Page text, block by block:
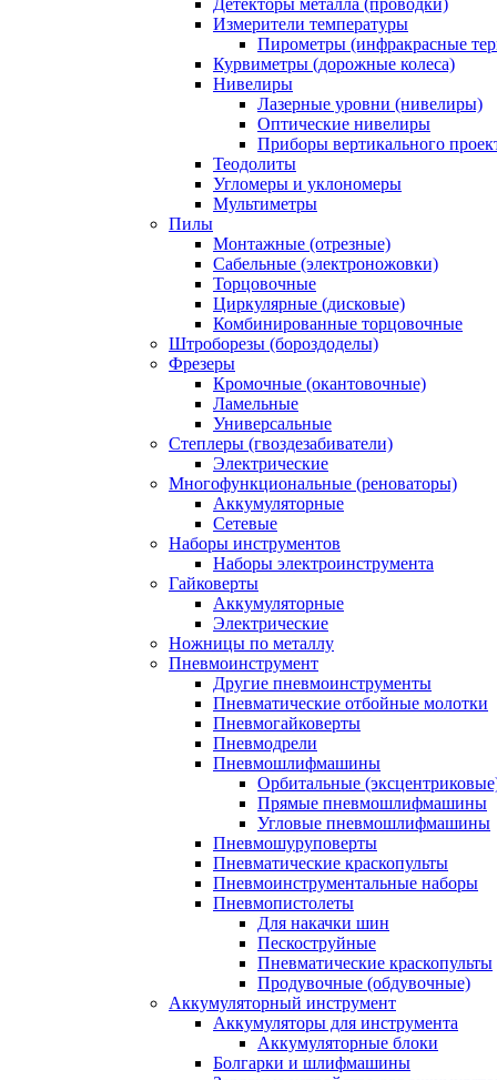
Детекторы металла (проводки)
Измерители температуры
Пирометры (инфракрасные
Курвиметры (дорожные колеса)
Нивелиры
Лазерные уровни (нивелиры)
Оптические нивелиры
Приборы вертикального
Теодолиты
Угломеры и уклономеры
Мультиметры
Пилы
Монтажные (отрезные)
Сабельные (электроножовки)
Торцовочные
Циркулярные (дисковые)
Комбинированные торцовочные
Штроборезы (бороздоделы)
Фрезеры
Кромочные (окантовочные)
Ламельные
Универсальные
Степлеры (гвоздезабиватели)
Электрические
Многофункциональные (реноваторы)
Аккумуляторные
Сетевые
Наборы инструментов
Наборы электроинструмента
Гайковерты
Аккумуляторные
Электрические
Ножницы по металлу
Пневмоинструмент
Другие пневмоинструменты
Пневматические отбойные молотки
Пневмогайковерты
Пневмодрели
Пневмошлифмашины
Орбитальные
Прямые пневмошлифмашины
Угловые пневмошлифмашины
Пневмошуруповерты
Пневматические краскопульты
Пневмоинструментальные наборы
Пневмопистолеты
Для накачки шин
Пескоструйные
Пневматические краскопульты
Продувочные (обдувочные)
Аккумуляторный инструмент
Аккумуляторы для инструмента
Аккумуляторные блоки
Болгарки и шлифмашины